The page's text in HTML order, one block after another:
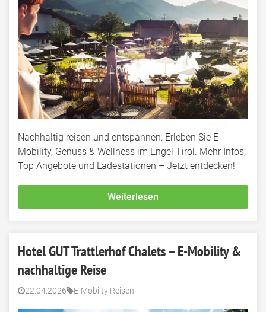
Nachhaltig reisen und entspannen: Erleben Sie E-
Mobility, Genuss & Wellness im Engel Tirol. Mehr Infos,
Top Angebote und Ladestationen – Jetzt entdecken!
Weiterlesen
Hotel GUT Trattlerhof Chalets – E-Mobility &
nachhaltige Reise
22.04.2026 E-Mobilty Reisen